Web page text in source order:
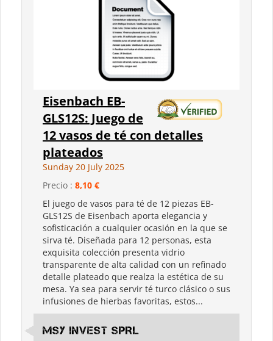
Eisenbach EB-
GLS12S: Juego de
12 vasos de té con detalles
plateados
Sunday 20 July 2025
Precio : 8,10 €
El juego de vasos para té de 12 piezas EB-
GLS12S de Eisenbach aporta elegancia y
sofisticación a cualquier ocasión en la que se
sirva té. Diseñada para 12 personas, esta
exquisita colección presenta vidrio
transparente de alta calidad con un refinado
detalle plateado que realza la estética de su
mesa. Ya sea para servir té turco clásico o sus
infusiones de hierbas favoritas, estos...
MSY INVEST SPRL